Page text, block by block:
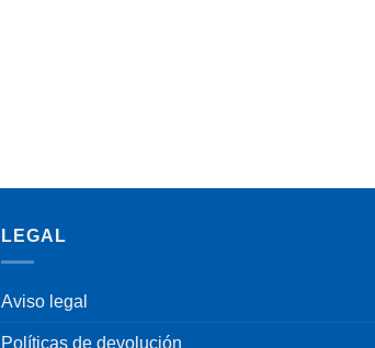
LEGAL
Aviso legal
Políticas de devolución